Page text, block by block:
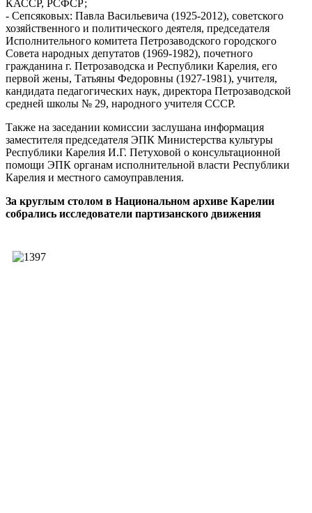
КАССР, РСФСР;
- Сепсяковых: Павла Васильевича (1925-2012), советского
хозяйственного и политического деятеля, председателя
Исполнительного комитета Петрозаводского городского
Совета народных депутатов (1969-1982), почетного
гражданина г. Петрозаводска и Республики Карелия, его
первой жены, Татьяны Федоровны (1927-1981), учителя,
кандидата педагогических наук, директора Петрозаводской
средней школы № 29, народного учителя СССР.
Также на заседании комиссии заслушана информация
заместителя председателя ЭПК Министерства культуры
Республики Карелия И.Г. Петуховой о консультационной
помощи ЭПК органам исполнительной власти Республики
Карелия и местного самоуправления.
За круглым столом в Национальном архиве Карелии
собрались исследователи партизанского движения